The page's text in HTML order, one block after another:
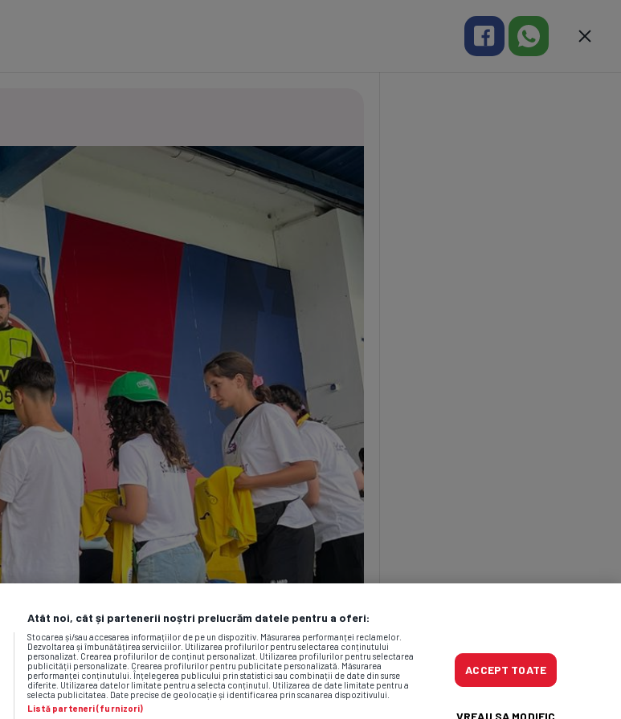
Atât noi, cât și partenerii noștri prelucrăm datele pentru a oferi:
Stocarea și/sau accesarea informațiilor de pe un dispozitiv. Măsurarea performanței reclamelor.
Dezvoltarea și îmbunătățirea serviciilor. Utilizarea profilurilor pentru selectarea conținutului
personalizat. Crearea profilurilor de conținut personalizat. Utilizarea profilurilor pentru selectarea
publicității personalizate. Crearea profilurilor pentru publicitate personalizată. Măsurarea
performanței conținutului. Înțelegerea publicului prin statistici sau combinații de date din surse
diferite. Utilizarea datelor limitate pentru a selecta conținutul. Utilizarea de date limitate pentru a
selecta publicitatea. Date precise de geolocație și identificarea prin scanarea dispozitivului.
Listă parteneri (furnizori)
ACCEPT TOATE
VREAU SA MODIFIC